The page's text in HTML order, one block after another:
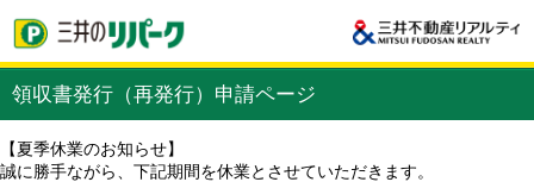
領収書発行（再発行）申請ページ
【夏季休業のお知らせ】
誠に勝手ながら、下記期間を休業とさせていただきます。